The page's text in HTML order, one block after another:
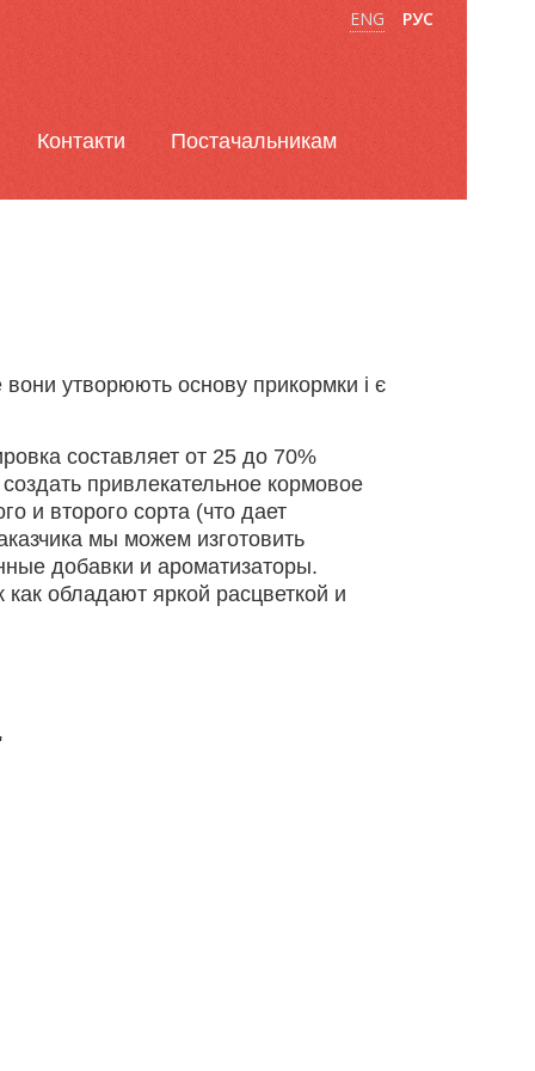
РУС
ENG
Контакти Постачальникам
утворюють основу прикормки і є
составляет от 25 до 70%
привлекательное кормовое
и второго сорта (что дает
мы можем изготовить
добавки и ароматизаторы.
обладают яркой расцветкой и